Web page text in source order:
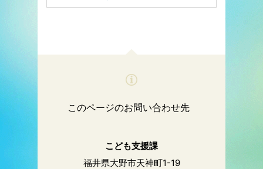
このページのお問い合わせ先
こども支援課
福井県大野市天神町1-19